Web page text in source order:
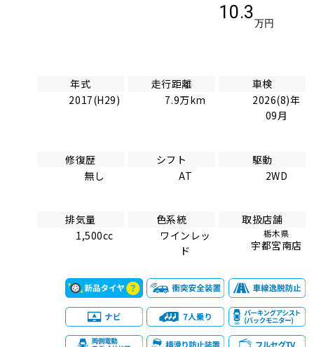
10.3
万円
年式
2017(H29)
走行距離
7.9万km
車検
2026(8)年
09月
修復歴
無し
シフト
AT
駆動
2WD
排気量
1,500cc
色系統
ワインレッ
ド
取扱店舗
栃木県
宇都宮南店